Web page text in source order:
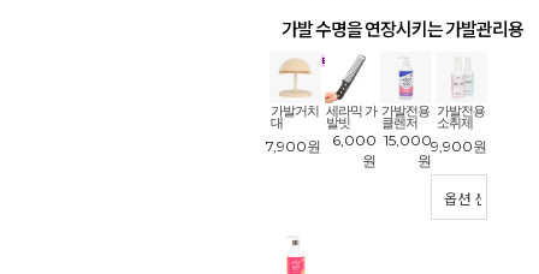
가발 수명을 연장시키는 가발관리용
품!
가발거치
대
7,900원
세라믹 가
발빗
6,000
원
가발전용
클렌저
15,000
원
가발전용
소취제
9,900원